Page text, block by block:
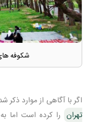
شکوفه
اگر با آگاهی از موارد
تهران را کرده است اما